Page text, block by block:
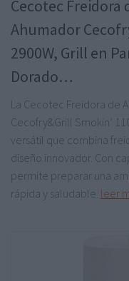
Cecotec Freidora
Ahumador
2900W, Grill en
Dorado…
La Cecotec Freidora de
Cecofry&Grill Smokin’
versátil que combina
diseño innovador. Con
permite preparar una
rápida y saludable. leer